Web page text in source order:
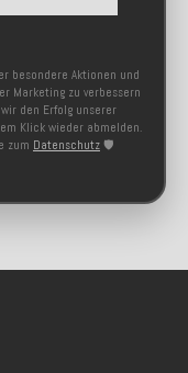
besondere Aktionen und
Marketing zu verbessern
den Erfolg unserer
Klick wieder abmelden.
zum Datenschutz 🛡️